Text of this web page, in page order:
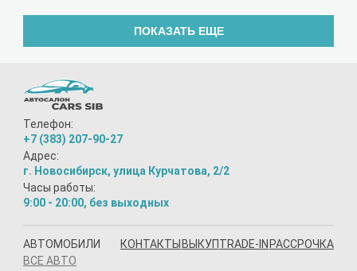
ПОКАЗАТЬ ЕЩЕ
Телефон:
+7 (383) 207-90-27
Адрес:
г. Новосибирск, улица Курчатова, 2/2
Часы работы:
9:00 - 20:00, без выходных
АВТОМОБИЛИ
ВСЕ АВТО
КОНТАКТЫ ВЫКУПTRADE-IN РАССРОЧКА